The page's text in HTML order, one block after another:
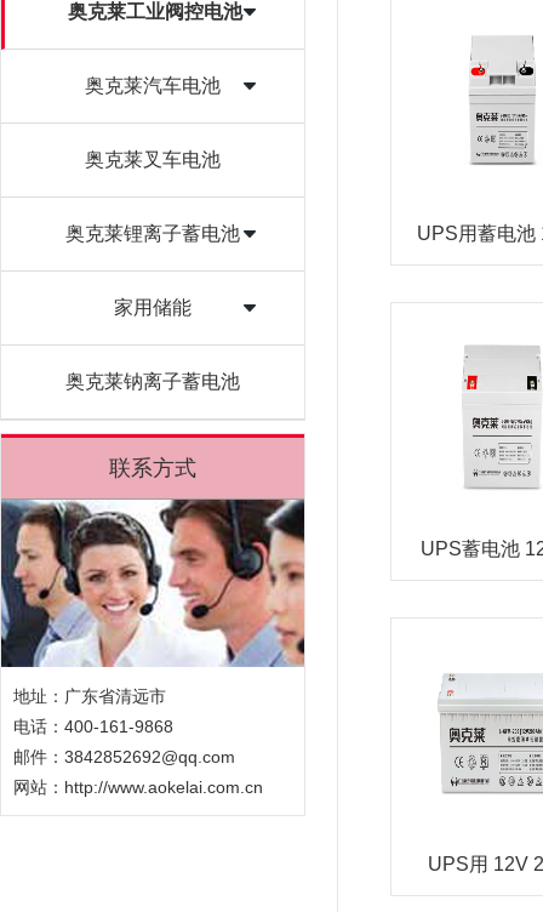
奥克莱工业阀控电池
奥克莱汽车电池
奥克莱叉车电池
奥克莱锂离子蓄电池
家用储能
奥克莱钠离子蓄电池
联系方式
地址：广东省清远市
电话：400-161-9868
邮件：3842852692@qq.com
网站： http://www.aokelai.com.cn
UPS用蓄电池
UPS蓄电池
UPS用 12V